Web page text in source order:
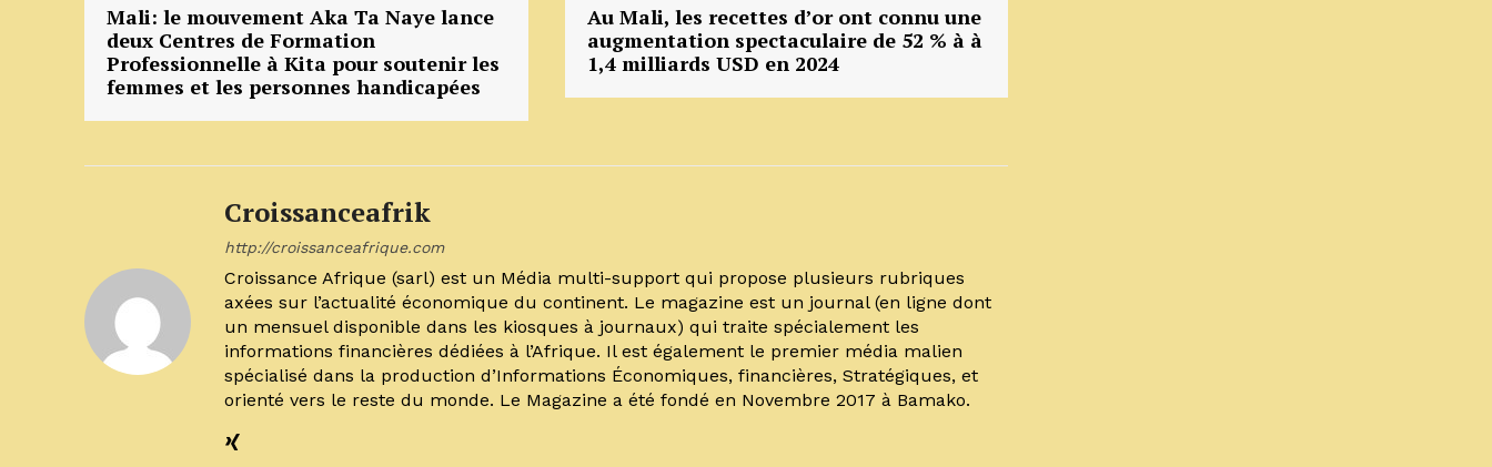
Mali: le mouvement Aka Ta Naye lance
deux Centres de Formation
Professionnelle à Kita pour soutenir les
femmes et les personnes handicapées
Au Mali, les recettes d’or ont connu une
augmentation spectaculaire de 52 % à à
1,4 milliards USD en 2024
Croissanceafrik
http://croissanceafrique.com
Croissance Afrique (sarl) est un Média multi-support qui propose plusieurs rubriques
axées sur l’actualité économique du continent. Le magazine est un journal (en ligne dont
un mensuel disponible dans les kiosques à journaux) qui traite spécialement les
informations financières dédiées à l’Afrique. Il est également le premier média malien
spécialisé dans la production d’Informations Économiques, financières, Stratégiques, et
orienté vers le reste du monde. Le Magazine a été fondé en Novembre 2017 à Bamako.